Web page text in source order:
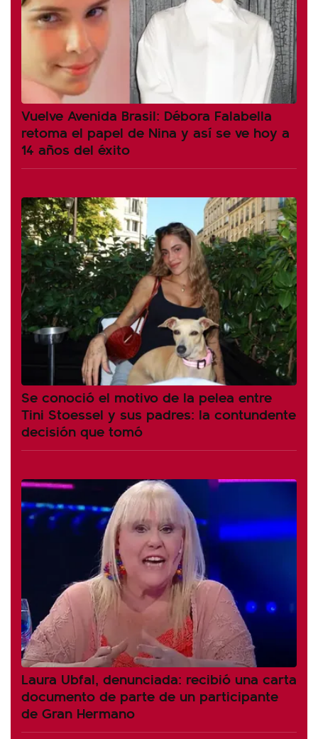
Vuelve Avenida Brasil: Débora Falabella
retoma el papel de Nina y así se ve hoy a
14 años del éxito
Se conoció el motivo de la pelea entre
Tini Stoessel y sus padres: la contundente
decisión que tomó
Laura Ubfal, denunciada: recibió una carta
documento de parte de un participante
de Gran Hermano